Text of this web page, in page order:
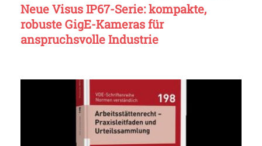
Neue Visus IP67-Serie: kompakte,
robuste GigE-Kameras für
anspruchsvolle Industrie